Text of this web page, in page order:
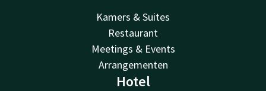
Kamers & Suites
Restaurant
Meetings & Events
Arrangementen
Hotel